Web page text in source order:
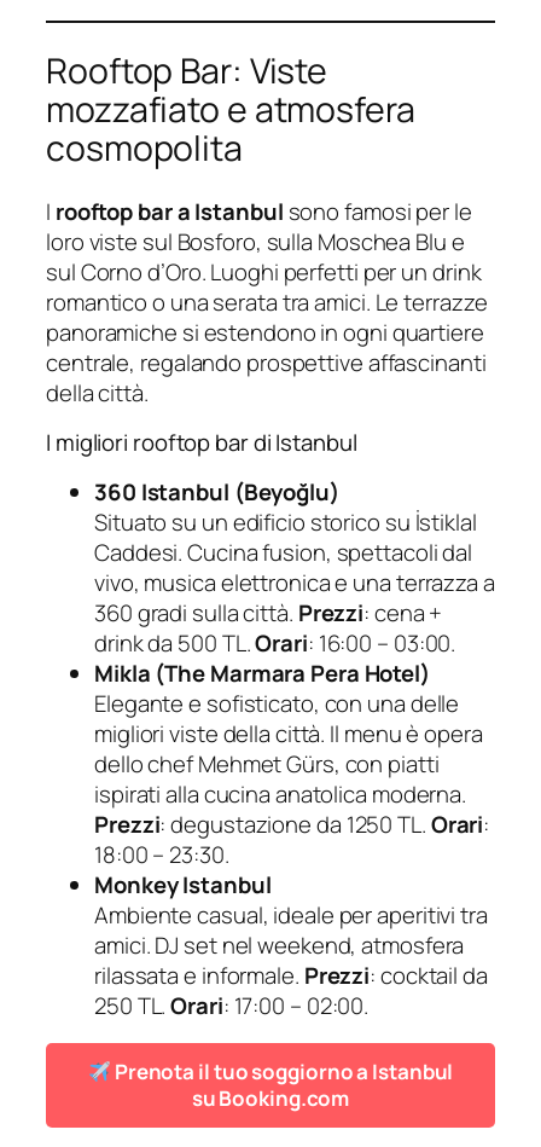
Rooftop Bar: Viste
mozzafiato e atmosfera
cosmopolita
I rooftop bar a Istanbul sono famosi per le
loro viste sul Bosforo, sulla Moschea Blu e
sul Corno d’Oro. Luoghi perfetti per un drink
romantico o una serata tra amici. Le terrazze
panoramiche si estendono in ogni quartiere
centrale, regalando prospettive affascinanti
della città.
I migliori rooftop bar di Istanbul
360 Istanbul (Beyoğlu)
Situato su un edificio storico su İstiklal
Caddesi. Cucina fusion, spettacoli dal
vivo, musica elettronica e una terrazza a
360 gradi sulla città. Prezzi: cena +
drink da 500 TL.Orari: 16:00 – 03:00.
Mikla (The Marmara Pera Hotel)
Elegante e sofisticato, con una delle
migliori viste della città. Il menu è opera
dello chef Mehmet Gürs, con piatti
ispirati alla cucina anatolica moderna.
Prezzi: degustazione da 1250 TL.Orari:
18:00 – 23:30.
Monkey Istanbul
Ambiente casual, ideale per aperitivi tra
amici. DJ set nel weekend, atmosfera
rilassata e informale. Prezzi: cocktail da
250 TL.Orari: 17:00 – 02:00.
Prenota il tuo soggiorno a Istanbul
su Booking.com